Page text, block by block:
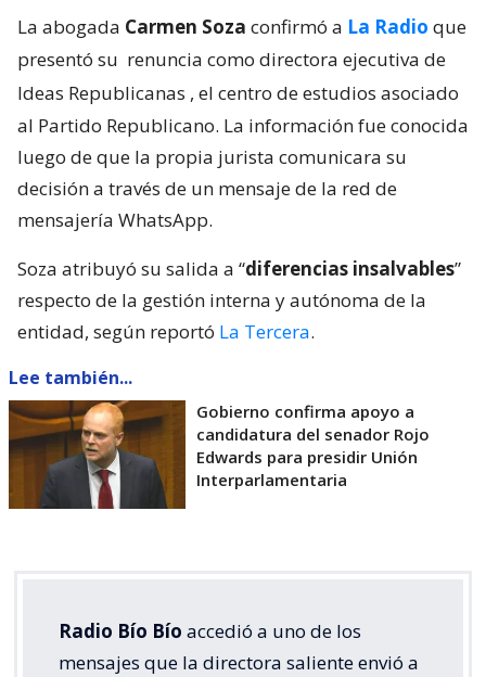
La abogada Carmen Soza confirmó a La Radio que
presentó su renuncia como directora ejecutiva de
Ideas Republicanas , el centro de estudios asociado
al Partido Republicano. La información fue conocida
luego de que la propia jurista comunicara su
decisión a través de un mensaje de la red de
mensajería WhatsApp.
Soza atribuyó su salida a “diferencias insalvables”
respecto de la gestión interna y autónoma de la
entidad, según reportó La Tercera.
Lee también...
Gobierno confirma apoyo a
candidatura del senador Rojo
Edwards para presidir Unión
Interparlamentaria
Radio Bío Bío accedió a uno de los
mensajes que la directora saliente envió a